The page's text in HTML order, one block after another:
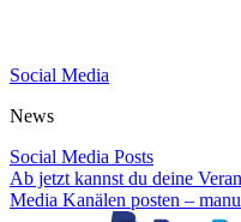
Social Media
News
Social Media Posts
Ab jetzt kannst du deine
Media Kanälen posten –